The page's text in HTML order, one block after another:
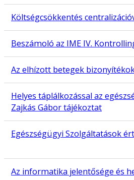
Költségcsökkentés
Beszámoló az IME IV.
Az elhízott betegek
Helyes táplálkozással az
Zajkás Gábor tájékoztat
Egészségügyi Szolgáltatások
Az informatika jelentősége és